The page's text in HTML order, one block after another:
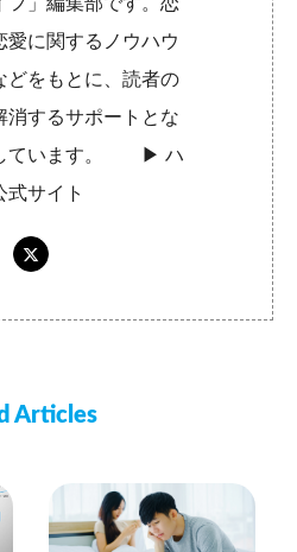
愛に関するノウハウ
どをもとに、読者の
消するサポートとな
しています。 ▶︎ハ
式サイト
Articles